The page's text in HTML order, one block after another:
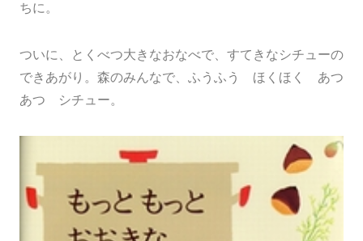
ちに。
ついに、とくべつ大きなおなべで、すてきなシチューの
できあがり。森のみんなで、ふうふう ほくほく あつ
あつ シチュー。